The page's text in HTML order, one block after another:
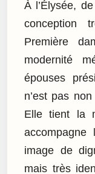
À l’Élysée,
conception
Première
modernité
épouses
n’est pas
Elle tient la
accompagne
image de
mais très